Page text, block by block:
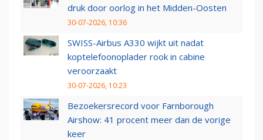
druk door oorlog in het Midden-Oosten
30-07-2026, 10:36
SWISS-Airbus A330 wijkt uit nadat
koptelefoonoplader rook in cabine
veroorzaakt
30-07-2026, 10:23
Bezoekersrecord voor Farnborough
Airshow: 41 procent meer dan de vorige
keer